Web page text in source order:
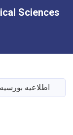
Sciences
اطلاعیه بورسیه